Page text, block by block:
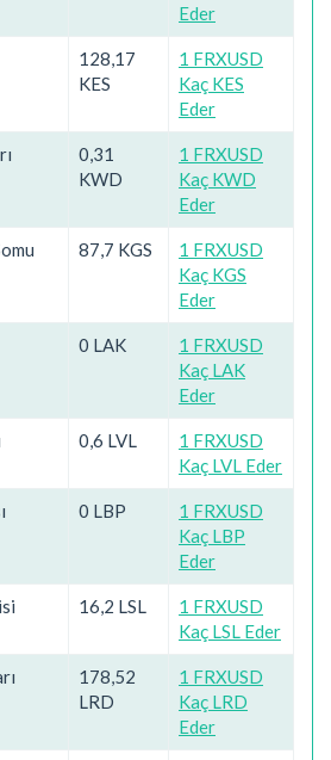
Eder
128,17
KES
1 FRXUSD
Kaç KES
Eder
0,31
KWD
1 FRXUSD
Kaç KWD
Eder
87,7 KGS
1 FRXUSD
Kaç KGS
Eder
0 LAK
1 FRXUSD
Kaç LAK
Eder
0,6 LVL
1 FRXUSD
Kaç LVL Eder
0 LBP
1 FRXUSD
Kaç LBP
Eder
16,2 LSL
1 FRXUSD
Kaç LSL Eder
178,52
LRD
1 FRXUSD
Kaç LRD
Eder